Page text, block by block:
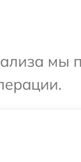
мы